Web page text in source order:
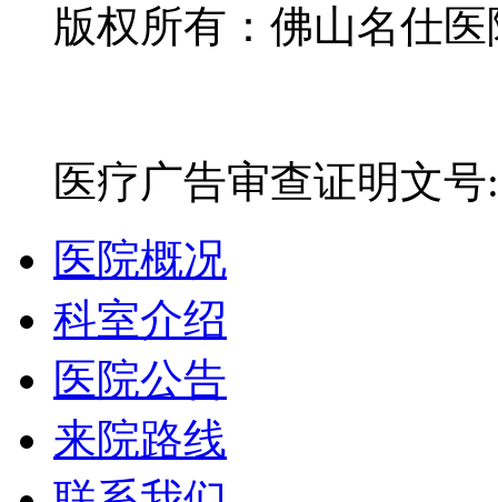
版权所有：佛山名仕
医疗广告审查证明文
医院概况
科室介绍
医院公告
来院路线